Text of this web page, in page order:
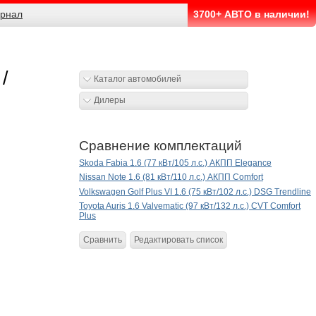
3700+ АВТО в наличии!
Каталог автомобилей
Дилеры
Сравнение комплектаций
Skoda Fabia 1.6 (77 кВт/105 л.с.) АКПП Elegance
Nissan Note 1.6 (81 кВт/110 л.с.) АКПП Comfort
Volkswagen Golf Plus VI 1.6 (75 кВт/102 л.с.) DSG Trendline
Toyota Auris 1.6 Valvematic (97 кВт/132 л.с.) CVT Comfort
Plus
Сравнить Редактировать список